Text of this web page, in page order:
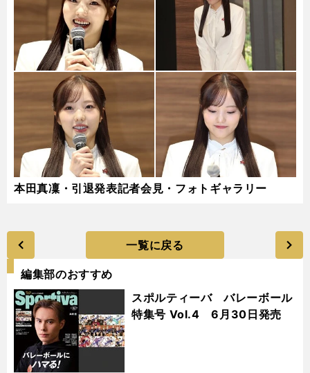
本田真凜・引退発表記者会見・フォトギャラリー
一覧に戻る
編集部のおすすめ
スポルティーバ バレーボール
特集号 Vol.4 6月30日発売